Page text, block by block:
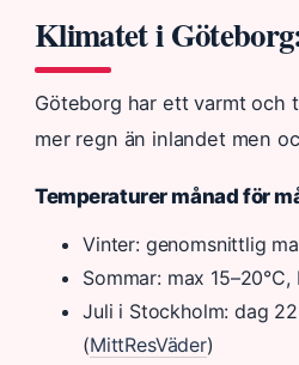
Klimatet i
Göteborg har ett varmt och
mer regn än inlandet men
Temperaturer månad för
Vinter: genomsnittlig
Sommar: max
Juli i Stockholm: dag
(MittResVäder)